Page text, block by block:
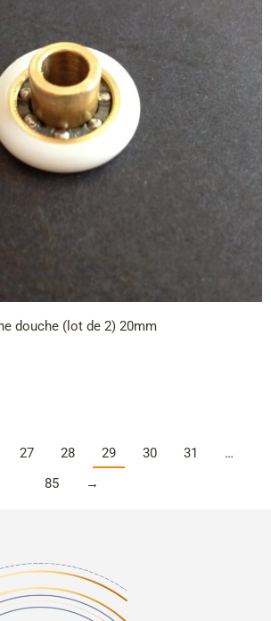
douche (lot de 2) 20mm
27 28 29 30 31
…
85
→